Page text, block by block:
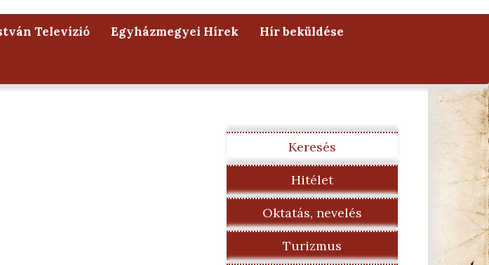
Televízió Egyházmegyei Hírek Hír beküldése
Keresés
Hitélet
Oktatás, nevelés
Turizmus